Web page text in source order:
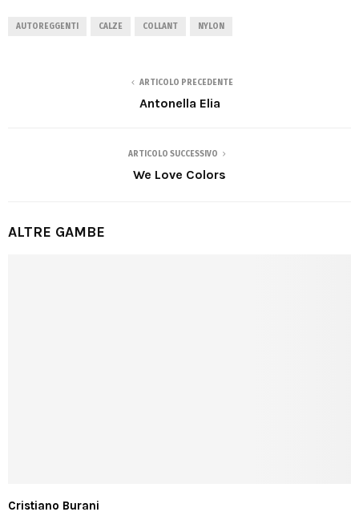
AUTOREGGENTI CALZE COLLANT NYLON
ARTICOLO PRECEDENTE
Antonella Elia
ARTICOLO SUCCESSIVO
We Love Colors
ALTRE GAMBE
Cristiano Burani